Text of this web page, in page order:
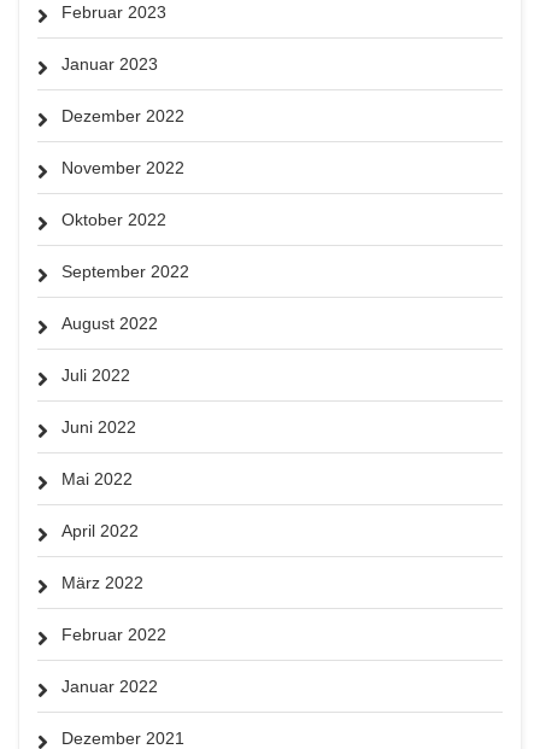
Februar 2023
Januar 2023
Dezember 2022
November 2022
Oktober 2022
September 2022
August 2022
Juli 2022
Juni 2022
Mai 2022
April 2022
März 2022
Februar 2022
Januar 2022
Dezember 2021